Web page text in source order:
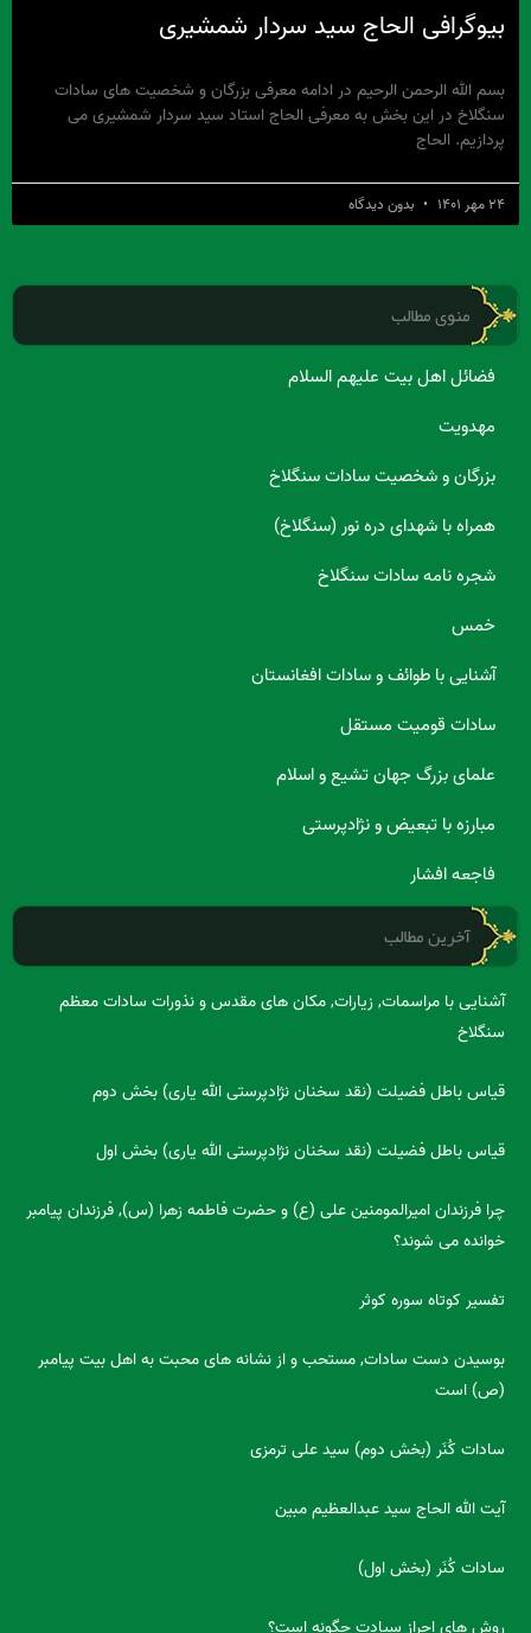
بیوگرافی الحاج سید سردار شمشیری
بسم الله الرحمن الرحیم در ادامه معرفی بزرگان و شخصیت های سادات
سنگلاخ در این بخش به معرفی الحاج استاد سید سردار شمشیری می
پردازیم. الحاج
۲۴ مهر ۱۴۰۱ بدون دیدگاه
منوی مطالب
فضائل اهل بیت علیهم السلام
مهدویت
بزرگان و شخصیت سادات سنگلاخ
همراه با شهدای دره نور (سنگلاخ)
شجره نامه سادات سنگلاخ
خمس
آشنایی با طوائف و سادات افغانستان
سادات قومیت مستقل
علمای بزرگ جهان تشیع و اسلام
مبارزه با تبعیض و نژادپرستی
فاجعه افشار
آخرین مطالب
آشنایی با مراسمات, زیارات, مکان های مقدس و نذورات سادات معظم
سنگلاخ
قیاس باطل فضیلت (نقد سخنان نژادپرستی الله یاری) بخش دوم
قیاس باطل فضیلت (نقد سخنان نژادپرستی الله یاری) بخش اول
چرا فرزندان امیرالمومنین علی (ع) و حضرت فاطمه زهرا (س), فرزندان پیامبر
خوانده می شوند؟
تفسیر کوتاه سوره کوثر
بوسیدن دست سادات, مستحب و از نشانه های محبت به اهل بیت پیامبر
(ص) است
سادات کُنَر (بخش دوم) سید علی ترمزی
آیت الله الحاج سید عبدالعظیم مبین
سادات کُنَر (بخش اول)